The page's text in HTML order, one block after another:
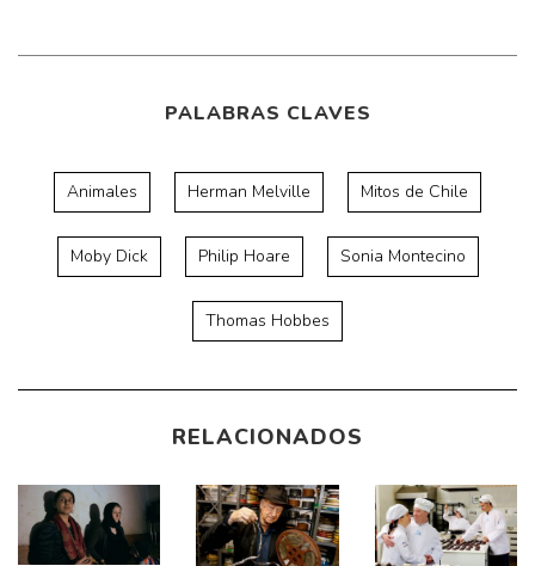
PALABRAS CLAVES
Animales Herman Melville Mitos de Chile
Moby Dick Philip Hoare Sonia Montecino
Thomas Hobbes
RELACIONADOS